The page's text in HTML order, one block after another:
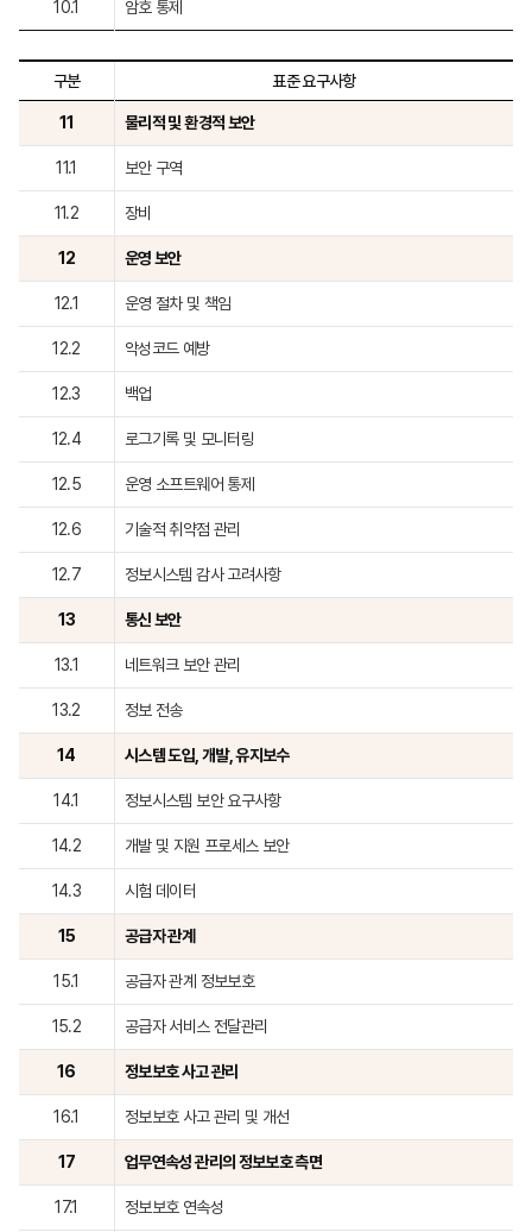
10.1 암호 통제
구분 표준 요구사항
11 물리적 및 환경적 보안
11.1 보안 구역
11.2 장비
12 운영 보안
12.1 운영 절차 및 책임
12.2 악성코드 예방
12.3 백업
12.4 로그기록 및 모니터링
12.5 운영 소프트웨어 통제
12.6 기술적 취약점 관리
12.7 정보시스템 감사 고려사항
13 통신 보안
13.1 네트워크 보안 관리
13.2 정보 전송
14 시스템 도입, 개발, 유지보수
14.1 정보시스템 보안 요구사항
14.2 개발 및 지원 프로세스 보안
14.3 시험 데이터
15 공급자 관계
15.1 공급자 관계 정보보호
15.2 공급자 서비스 전달관리
16 정보보호 사고 관리
16.1 정보보호 사고 관리 및 개선
17 업무연속성 관리의 정보보호 측면
17.1 정보보호 연속성